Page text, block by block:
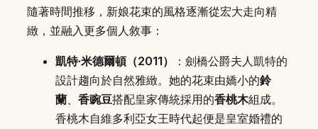
隨著時間推移，新娘花束的風格逐漸從宏大走向精
緻，並融入更多個人敘事：
凱特·米德爾頓（2011）
：劍橋公爵夫人凱特的
設計趨向於自然雅緻。她的花束由嬌小的鈴
蘭、 香豌豆搭配皇家傳統採用的香桃木組成。
香桃木自維多利亞女王時代起便是皇室婚禮的